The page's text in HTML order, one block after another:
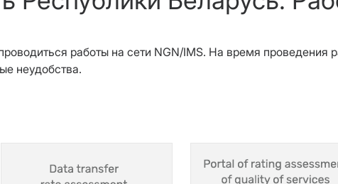
работы на сети NGN/IMS. На время
неудобства.